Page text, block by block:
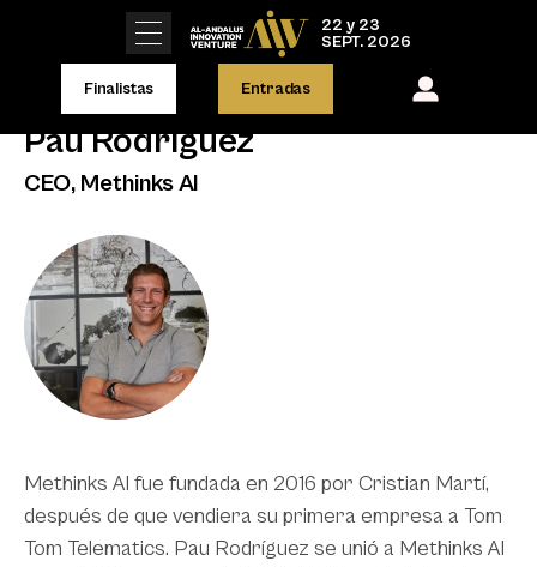
22 y 23
SEPT. 2026
Finalistas Entradas
Pau Rodríguez
CEO, Methinks AI
Methinks AI fue fundada en 2016 por Cristian Martí,
después de que vendiera su primera empresa a Tom
Tom Telematics. Pau Rodríguez se unió a Methinks AI